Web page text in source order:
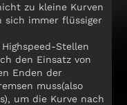
zu kleine Kurven
sich immer flüssiger
Stellen
den Einsatz von
Enden der
muss(also
um die Kurve nach